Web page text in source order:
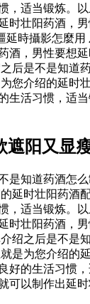
适当锻炼
壮阳药酒
延時攝影怎麼用
，男性要想
是不是知道
您介绍的延
活习惯，适
遮阳又显
知道药酒
延时壮阳药
适当锻炼
壮阳药酒，
绍之后是不
是为您介绍
的生活习
可以制作出